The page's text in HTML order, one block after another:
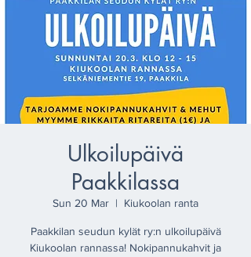
Ulkoilupäivä
Paakkilassa
Sun 20 Mar
  |
Kiukoolan ranta
Paakkilan seudun kylät ry:n ulkoilupäivä
Kiukoolan rannassa! Nokipannukahvit ja